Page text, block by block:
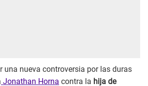
una nueva controversia por las duras
Jonathan Horna contra la hija de